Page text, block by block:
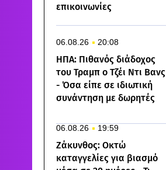
επικοινωνίες
06.08.26 20:08
ΗΠΑ: Πιθανός διάδοχος
του Τραμπ ο Τζέι Ντι Βανς
- Όσα είπε σε ιδιωτική
συνάντηση με δωρητές
06.08.26 19:59
Ζάκυνθος: Οκτώ
καταγγελίες για βιασμό